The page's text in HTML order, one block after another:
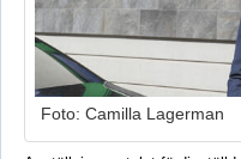
Foto: Camilla Lagerman